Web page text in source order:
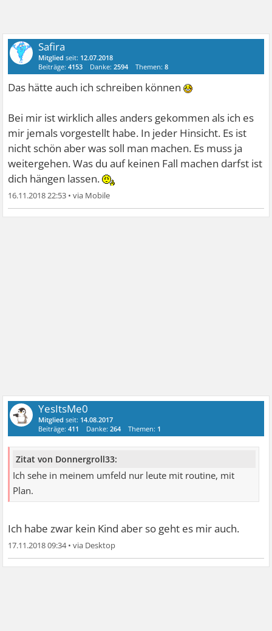
Safira
Mitglied seit: 12.07.2018
Beiträge:4153 Danke:2594 Themen:8
Das hätte auch ich schreiben können
Bei mir ist wirklich alles anders gekommen als ich es
mir jemals vorgestellt habe. In jeder Hinsicht. Es ist
nicht schön aber was soll man machen. Es muss ja
weitergehen. Was du auf keinen Fall machen darfst ist
dich hängen lassen.
16.11.2018 22:53 •
YesItsMe0
Mitglied seit: 14.08.2017
Beiträge:411 Danke:264 Themen: 1
Zitat von Donnergroll33:
Ich sehe in meinem umfeld nur leute mit routine, mit
Plan.
Ich habe zwar kein Kind aber so geht es mir auch.
17.11.2018 09:34•